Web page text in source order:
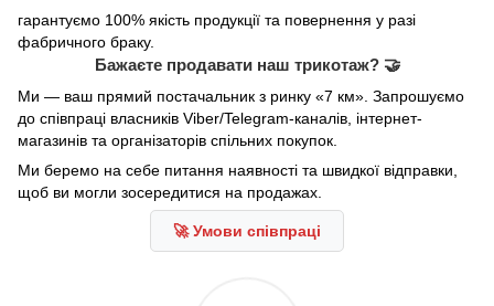
гарантуємо 100% якість продукції та повернення у разі
фабричного браку.
Бажаєте продавати наш трикотаж? 🤝
Ми — ваш прямий постачальник з ринку «7 км». Запрошуємо
до співпраці власників Viber/Telegram-каналів, інтернет-
магазинів та організаторів спільних покупок.
Ми беремо на себе питання наявності та швидкої відправки,
щоб ви могли зосередитися на продажах.
🚀 Умови співпраці